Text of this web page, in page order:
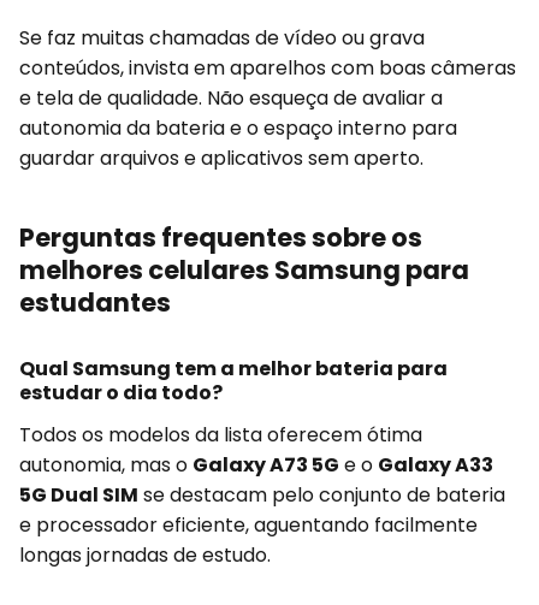
Se faz muitas chamadas de vídeo ou grava
conteúdos, invista em aparelhos com boas câmeras
e tela de qualidade. Não esqueça de avaliar a
autonomia da bateria e o espaço interno para
guardar arquivos e aplicativos sem aperto.
Perguntas frequentes sobre os
melhores celulares Samsung para
estudantes
Qual Samsung tem a melhor bateria para
estudar o dia todo?
Todos os modelos da lista oferecem ótima
autonomia, mas o Galaxy A73 5G e o Galaxy A33
5G Dual SIM se destacam pelo conjunto de bateria
e processador eficiente, aguentando facilmente
longas jornadas de estudo.